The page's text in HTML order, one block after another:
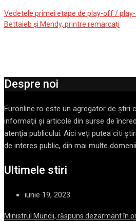
Vedetele primei etape de play-off /
Bettaieb și Mendy, printre remarcați
Despre noi
Euronline.ro este un agregator de ştiri
informaţii şi articole din surse de
atenţia publicului. Aici veţi putea citi
de interes public, din mai multe
Ultimele stiri
iunie 19, 2023
Ministrul Muncii, răspuns dezarmant în